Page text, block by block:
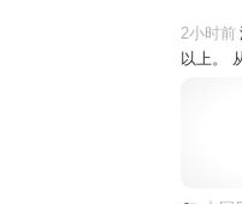
2小时前
以上。